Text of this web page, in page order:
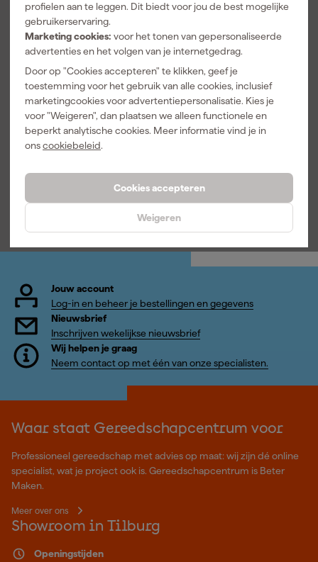
profielen aan te leggen. Dit biedt voor jou de best mogelijke
gebruikerservaring.
Marketing cookies: voor het tonen van gepersonaliseerde
advertenties en het volgen van je internetgedrag.
Door op "Cookies accepteren" te klikken, geef je
toestemming voor het gebruik van alle cookies, inclusief
marketingcookies voor advertentiepersonalisatie. Kies je
voor "Weigeren", dan plaatsen we alleen functionele en
beperkt analytische cookies. Meer informatie vind je in
onscookiebeleid.
Cookies accepteren
Weigeren
Repair Care
A+B
Maandag
bezorgd
84,
Repair Care
DRY FLEX 16
Maandag
69,
incl. BTW
StealthMount
s OM-WH-
BLK-2 Wipe /
Handschoen
doos / EHBO
stuks
Maandag
21,
Jouw account
Log-in en beheer je bestellingen en gegevens
Nieuwsbrief
Inschrijven wekelijkse nieuwsbrief
Wij helpen je graag
Neem contact op met één van onze specialisten.
Waar staat Gereedschapcentrum voor
Professioneel gereedschap met advies op maat: wij zijn dé online
specialist, wat je project ook is. Gereedschapcentrum is Beter
Maken.
Meer over ons
Showroom in Tilburg
Openingstijden